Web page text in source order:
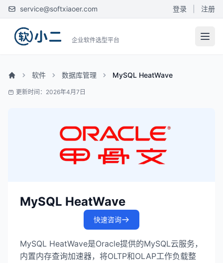
service@softxiaoer.com 登录 注册
企业软件选型平台
软件 数据库管理 MySQL HeatWave
更新时间：2026年4月7日
MySQL HeatWave
快速咨询
MySQL HeatWave是Oracle提供的MySQL云服务，
内置内存查询加速器，将OLTP和OLAP工作负载整